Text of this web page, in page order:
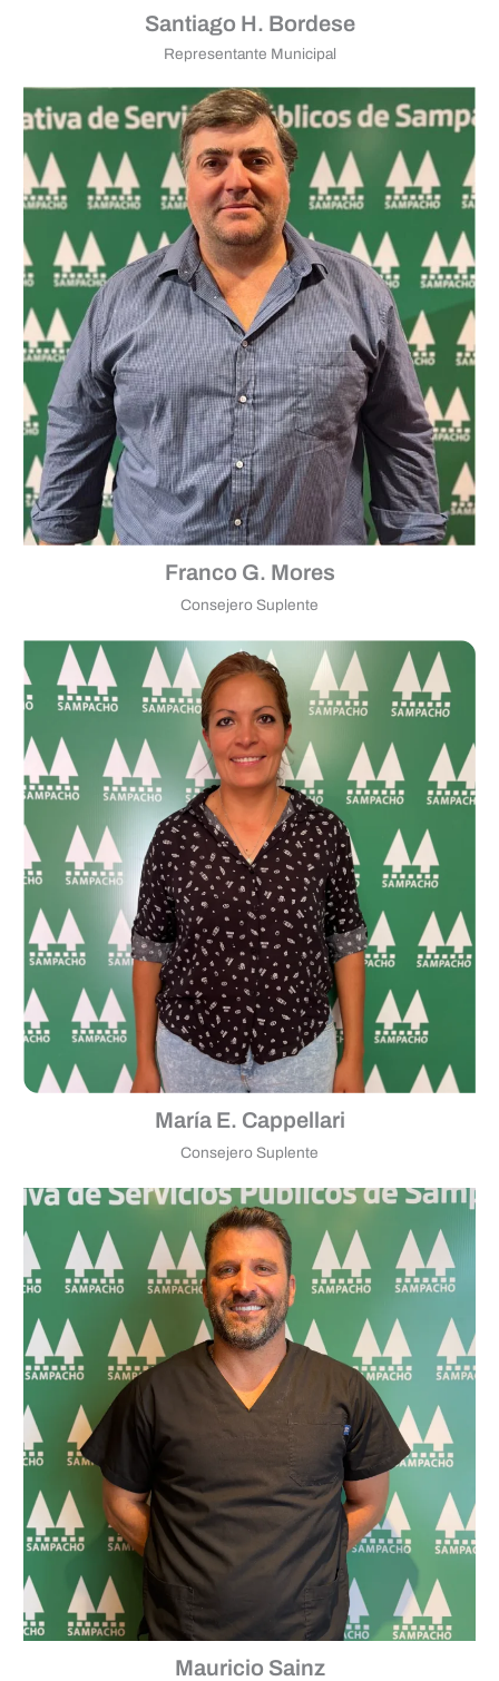
Santiago H. Bordese
Representante Municipal
Franco G. Mores
Consejero Suplente
María E. Cappellari
Consejero Suplente
Mauricio Sainz